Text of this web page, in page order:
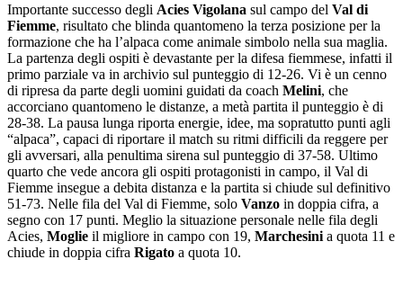
Importante successo degli Acies Vigolana sul campo del Val di
Fiemme, risultato che blinda quantomeno la terza posizione per la
formazione che ha l’alpaca come animale simbolo nella sua maglia.
La partenza degli ospiti è devastante per la difesa fiemmese, infatti il
primo parziale va in archivio sul punteggio di 12-26. Vi è un cenno
di ripresa da parte degli uomini guidati da coach Melini, che
accorciano quantomeno le distanze, a metà partita il punteggio è di
28-38. La pausa lunga riporta energie, idee, ma sopratutto punti agli
“alpaca”, capaci di riportare il match su ritmi difficili da reggere per
gli avversari, alla penultima sirena sul punteggio di 37-58. Ultimo
quarto che vede ancora gli ospiti protagonisti in campo, il Val di
Fiemme insegue a debita distanza e la partita si chiude sul definitivo
51-73. Nelle fila del Val di Fiemme, solo Vanzo in doppia cifra, a
segno con 17 punti. Meglio la situazione personale nelle fila degli
Acies, Moglie il migliore in campo con 19, Marchesini a quota 11 e
chiude in doppia cifra Rigato a quota 10.